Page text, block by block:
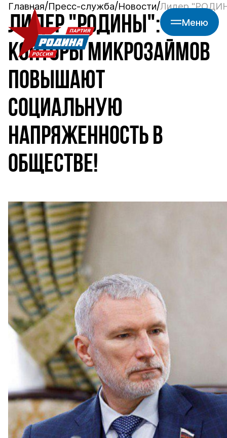
Меню
Главная Пресс-служба Новости Лидер
ЛИДЕР "РОДИНЫ":
КОНТОРЫ МИКРОЗАЙМОВ
ПОВЫШАЮТ
СОЦИАЛЬНУЮ
НАПРЯЖЕННОСТЬ В
ОБЩЕСТВЕ!